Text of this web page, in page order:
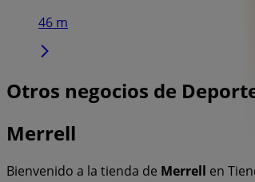
46 m
Otros negocios de
Merrell
Bienvenido a la tienda de Merrell en